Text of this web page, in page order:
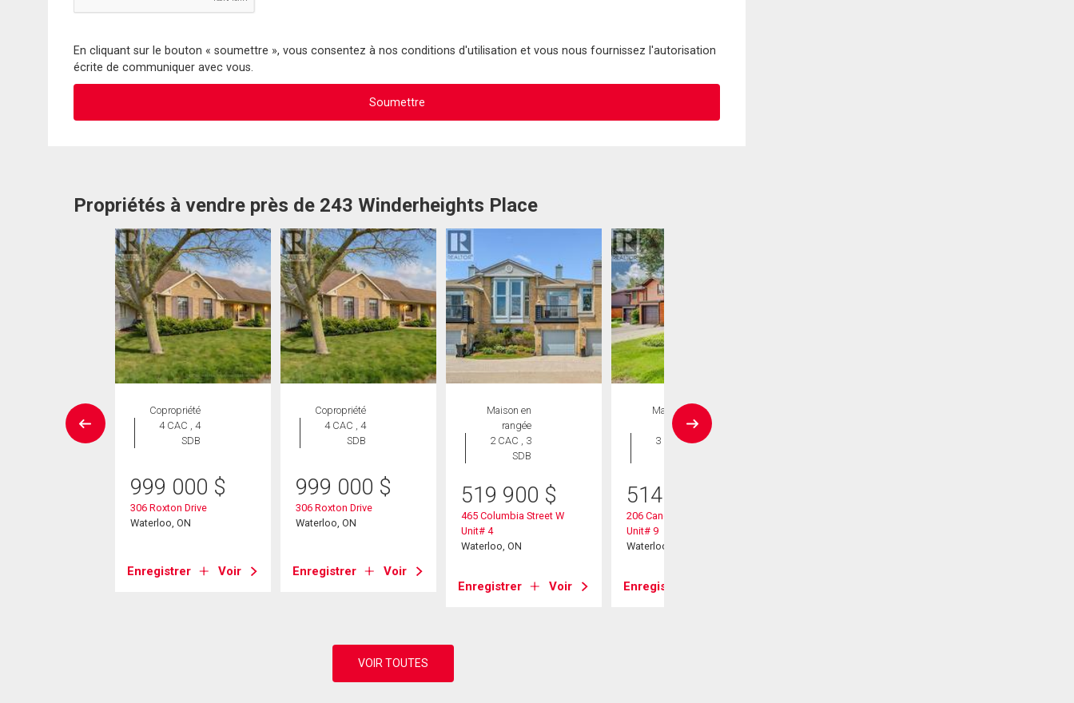
En cliquant sur le bouton « soumettre », vous consentez à nos conditions d'utilisation et vous nous fournissez l'autorisation
écrite de communiquer avec vous.
Propriétés à vendre près de 243 Winderheights Place
Copropriété
4 CAC , 4
SDB
999 000 $
306 Roxton Drive
Waterloo, ON
Enregistrer Voir
Copropriété
4 CAC , 4
SDB
999 000 $
306 Roxton Drive
Waterloo, ON
Enregistrer Voir
Maison en
rangée
2 CAC , 3
SDB
519 900 $
465 Columbia Street W
Unit# 4
Waterloo, ON
Enregistrer Voir
Maison en
rangée
3 CAC , 3
514 999
206 Candlewood Crescent
Unit# 9
Waterloo, ON
Enregistrer